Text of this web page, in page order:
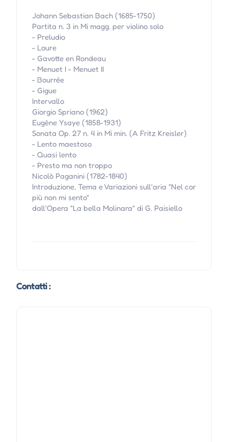
Johann Sebastian Bach (1685-1750)
Partita n. 3 in Mi magg. per violino solo
- Preludio
- Loure
- Gavotte en Rondeau
- Menuet I - Menuet II
- Bourrée
- Gigue
Intervallo
Giorgio Spriano (1962)
Eugène Ysaye (1858-1931)
Sonata Op. 27 n. 4 in Mi min. (A Fritz Kreisler)
- Lento maestoso
- Quasi lento
- Presto ma non troppo
Nicolò Paganini (1782-1840)
Introduzione, Tema e Variazioni sull'aria "Nel cor
più non mi sento"
dall'Opera "La bella Molinara" di G. Paisiello
Contatti :